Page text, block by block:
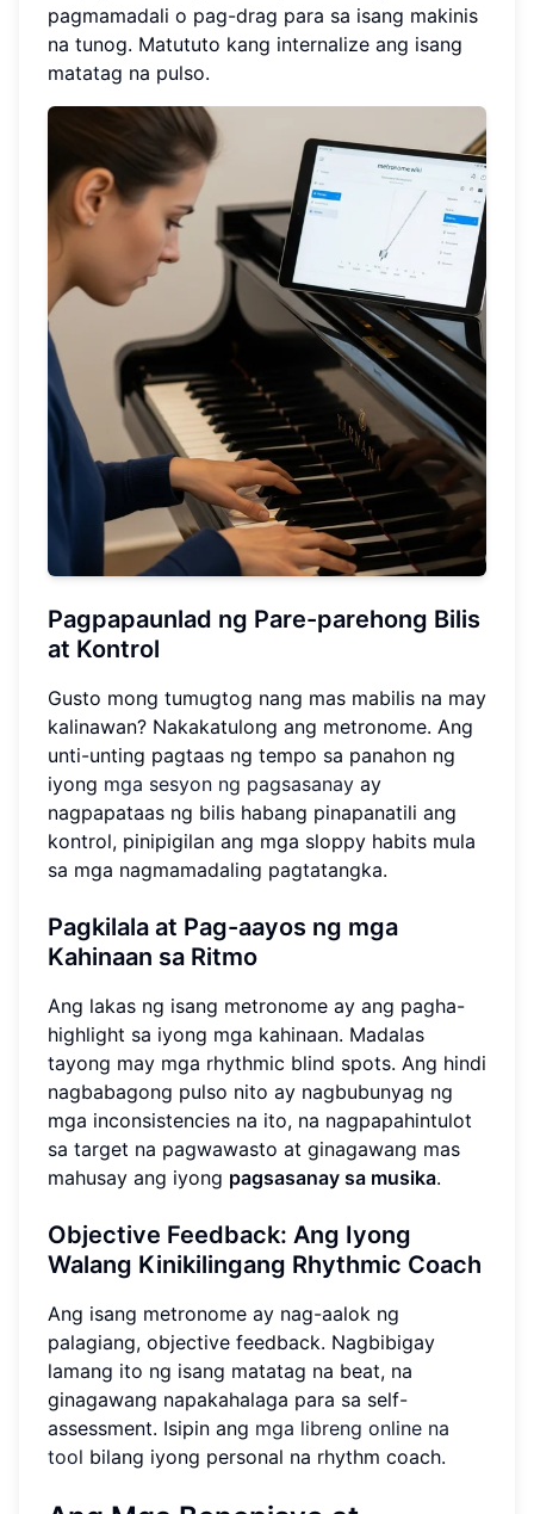
pagmamadali o pag-drag para sa isang makinis
na tunog. Matututo kang internalize ang isang
matatag na pulso.
Pagpapaunlad ng Pare-parehong Bilis
at Kontrol
Gusto mong tumugtog nang mas mabilis na may
kalinawan? Nakakatulong ang metronome. Ang
unti-unting pagtaas ng tempo sa panahon ng
iyong mga sesyon ng pagsasanay ay
nagpapataas ng bilis habang pinapanatili ang
kontrol, pinipigilan ang mga sloppy habits mula
sa mga nagmamadaling pagtatangka.
Pagkilala at Pag-aayos ng mga
Kahinaan sa Ritmo
Ang lakas ng isang metronome ay ang pagha-
highlight sa iyong mga kahinaan. Madalas
tayong may mga rhythmic blind spots. Ang hindi
nagbabagong pulso nito ay nagbubunyag ng
mga inconsistencies na ito, na nagpapahintulot
sa target na pagwawasto at ginagawang mas
mahusay ang iyong pagsasanay sa musika.
Objective Feedback: Ang Iyong
Walang Kinikilingang Rhythmic Coach
Ang isang metronome ay nag-aalok ng
palagiang, objective feedback. Nagbibigay
lamang ito ng isang matatag na beat, na
ginagawang napakahalaga para sa self-
assessment. Isipin ang mga libreng online na
tool bilang iyong personal na rhythm coach.